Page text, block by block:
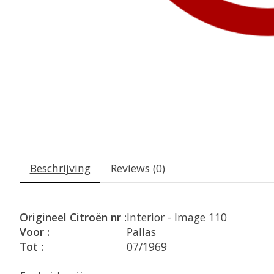
Beschrijving Reviews (0)
Origineel Citroën nr :Interior - Image 110
Voor :
Pallas
Tot :
07/1969